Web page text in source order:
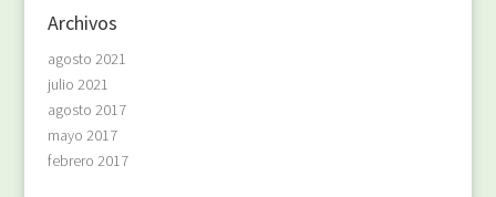
Archivos
agosto 2021
julio 2021
agosto 2017
mayo 2017
febrero 2017